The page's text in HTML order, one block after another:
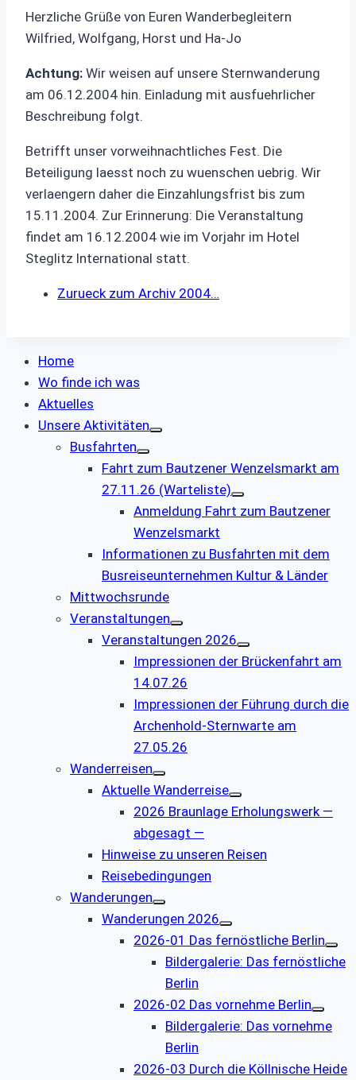
Herzliche Grüße von Euren Wanderbegleitern
Wilfried, Wolfgang, Horst und Ha-Jo
Achtung: Wir weisen auf unsere Sternwanderung
am 06.12.2004 hin. Einladung mit ausfuehrlicher
Beschreibung folgt.
Betrifft unser vorweihnachtliches Fest. Die
Beteiligung laesst noch zu wuenschen uebrig. Wir
verlaengern daher die Einzahlungsfrist bis zum
15.11.2004. Zur Erinnerung: Die Veranstaltung
findet am 16.12.2004 wie im Vorjahr im Hotel
Steglitz lnternational statt.
Zurueck zum Archiv 2004…
Home
Wo finde ich was
Aktuelles
Unsere Aktivitäten
Busfahrten
Fahrt zum Bautzener Wenzelsmarkt am
27.11.26 (Warteliste)
Anmeldung Fahrt zum Bautzener
Wenzelsmarkt
Informationen zu Busfahrten mit dem
Busreiseunternehmen Kultur & Länder
Mittwochsrunde
Veranstaltungen
Veranstaltungen 2026
Impressionen der Brückenfahrt am
14.07.26
Impressionen der Führung durch die
Archenhold-Sternwarte am
27.05.26
Wanderreisen
Aktuelle Wanderreise
2026 Braunlage Erholungswerk —
abgesagt —
Hinweise zu unseren Reisen
Reisebedingungen
Wanderungen
Wanderungen 2026
2026-01 Das fernöstliche Berlin
Bildergalerie: Das fernöstliche
Berlin
2026-02 Das vornehme Berlin
Bildergalerie: Das vornehme
Berlin
2026-03 Durch die Köllnische Heide